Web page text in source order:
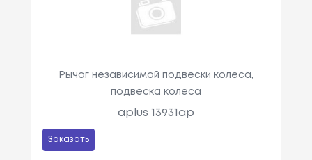
Рычаг независимой подвески колеса,
подвеска колеса
aplus 13931ap
Заказать